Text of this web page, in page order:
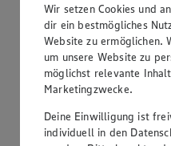
Angebot:EDEKA
3.99
hell oder rot,
Wir setzen Cookies und
dir ein bestmögliches
Website zu ermöglichen.
um unsere Website zu
möglichst relevante
Marketingzwecke.
Deine Einwilligung ist
individuell in den